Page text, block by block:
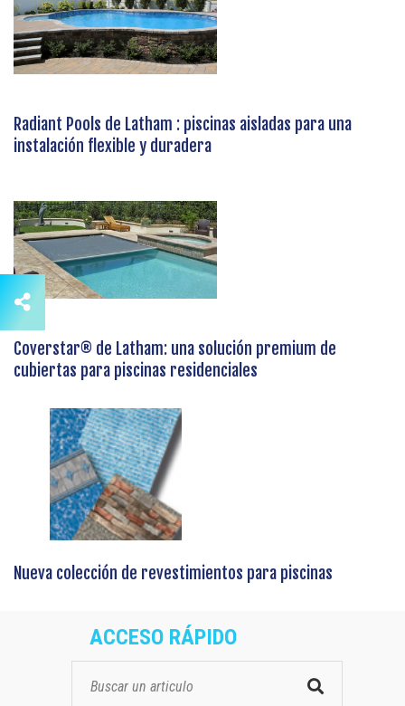
Radiant Pools de Latham : piscinas aisladas para una
instalación flexible y duradera
Coverstar® de Latham: una solución premium de
cubiertas para piscinas residenciales
Nueva colección de revestimientos para piscinas
ACCESO RÁPIDO